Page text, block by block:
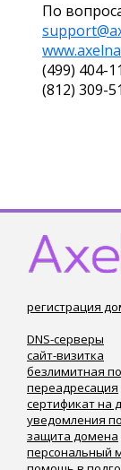
По
(499) 404-
(812) 309-
регистрация
DNS-серверы
сайт-визитка
безлимитная
переадресация
сертификат на
уведомления
защита домена
персональный